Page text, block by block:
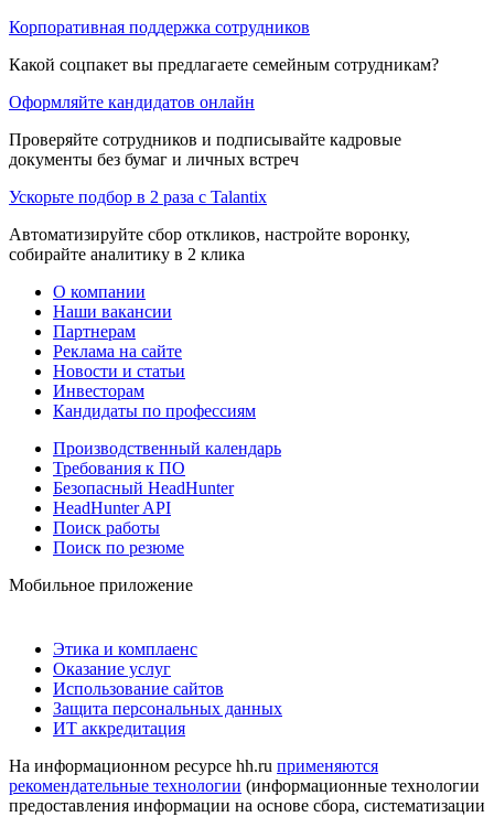
Корпоративная поддержка сотрудников
Какой соцпакет вы предлагаете семейным сотрудникам?
Оформляйте кандидатов онлайн
Проверяйте сотрудников и подписывайте кадровые
документы без бумаг и личных встреч
Ускорьте подбор в 2 раза с Talantix
Автоматизируйте сбор откликов, настройте воронку,
собирайте аналитику в 2 клика
О компании
Наши вакансии
Партнерам
Реклама на сайте
Новости и статьи
Инвесторам
Кандидаты по профессиям
Производственный календарь
Требования к ПО
Безопасный HeadHunter
HeadHunter API
Поиск работы
Поиск по резюме
Мобильное приложение
Этика и комплаенс
Оказание услуг
Использование сайтов
Защита персональных данных
ИТ аккредитация
На информационном ресурсе hh.ru применяются
рекомендательные технологии (информационные технологии
предоставления информации на основе сбора, систематизации